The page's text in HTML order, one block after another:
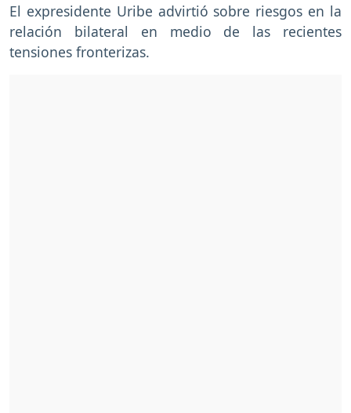
El expresidente Uribe advirtió sobre riesgos en la
relación bilateral en medio de las recientes
tensiones fronterizas.